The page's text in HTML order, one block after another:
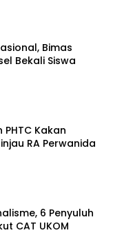
Bimas
Bekali Siswa
Kakan
RA Perwanida
6 Penyuluh
CAT UKOM